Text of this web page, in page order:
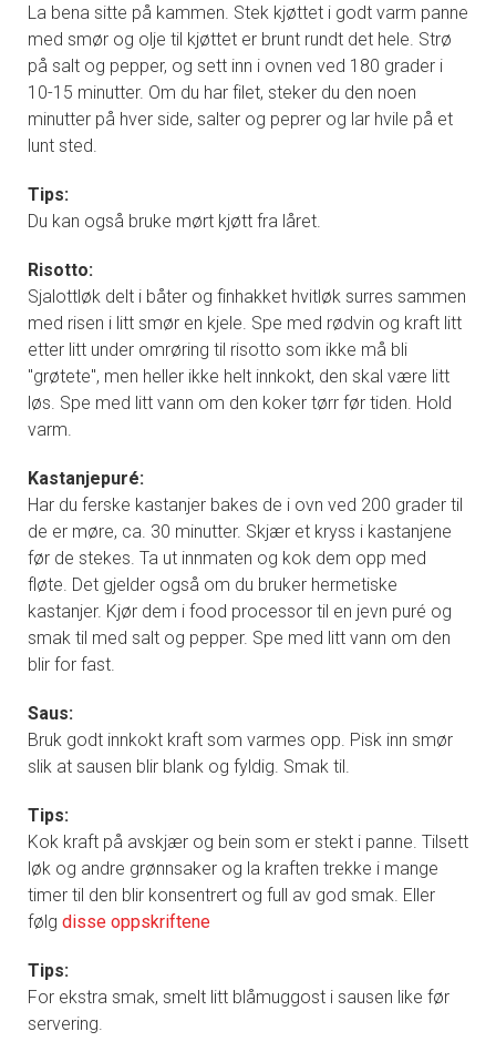
La bena sitte på kammen. Stek kjøttet i godt varm panne
med smør og olje til kjøttet er brunt rundt det hele. Strø
på salt og pepper, og sett inn i ovnen ved 180 grader i
10-15 minutter. Om du har filet, steker du den noen
minutter på hver side, salter og peprer og lar hvile på et
lunt sted.
Tips:
Du kan også bruke mørt kjøtt fra låret.
Risotto:
Sjalottløk delt i båter og finhakket hvitløk surres sammen
med risen i litt smør en kjele. Spe med rødvin og kraft litt
etter litt under omrøring til risotto som ikke må bli
"grøtete", men heller ikke helt innkokt, den skal være litt
løs. Spe med litt vann om den koker tørr før tiden. Hold
varm.
Kastanjepuré:
Har du ferske kastanjer bakes de i ovn ved 200 grader til
de er møre, ca. 30 minutter. Skjær et kryss i kastanjene
før de stekes. Ta ut innmaten og kok dem opp med
fløte. Det gjelder også om du bruker hermetiske
kastanjer. Kjør dem i food processor til en jevn puré og
smak til med salt og pepper. Spe med litt vann om den
blir for fast.
Saus:
Bruk godt innkokt kraft som varmes opp. Pisk inn smør
slik at sausen blir blank og fyldig. Smak til.
Tips:
Kok kraft på avskjær og bein som er stekt i panne. Tilsett
løk og andre grønnsaker og la kraften trekke i mange
timer til den blir konsentrert og full av god smak. Eller
følg disse oppskriftene
Tips:
For ekstra smak, smelt litt blåmuggost i sausen like før
servering.